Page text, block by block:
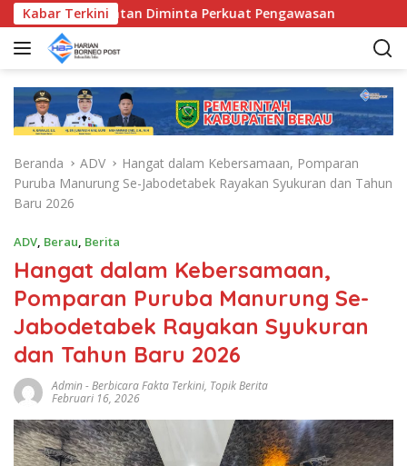
a
Kabar Terkini
Kecamatan Diminta Perkuat Pengawasan
Beranda ADV
Hangat dalam Kebersamaan, Pomparan
Puruba Manurung Se-Jabodetabek Rayakan Syukuran dan Tahun
Baru 2026
ADV, Berau, Berita
Hangat dalam Kebersamaan,
Pomparan Puruba Manurung Se-
Jabodetabek Rayakan Syukuran
dan Tahun Baru 2026
Admin-Berbicara Fakta Terkini, Topik Berita
Februari 16, 2026